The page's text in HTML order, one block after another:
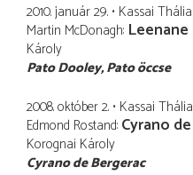
2010. január 29. Kassai
Martin McDonagh
Károly
Pato Dooley Pato öccse
2008. október 2. Kassai
Edmond Rostand Cyrano
Korognai Károly
Cyrano de Bergerac